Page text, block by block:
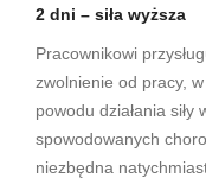
2 dni – siła wyższa
Pracownikowi
zwolnienie od pracy,
powodu działania
spowodowanych
niezbędna